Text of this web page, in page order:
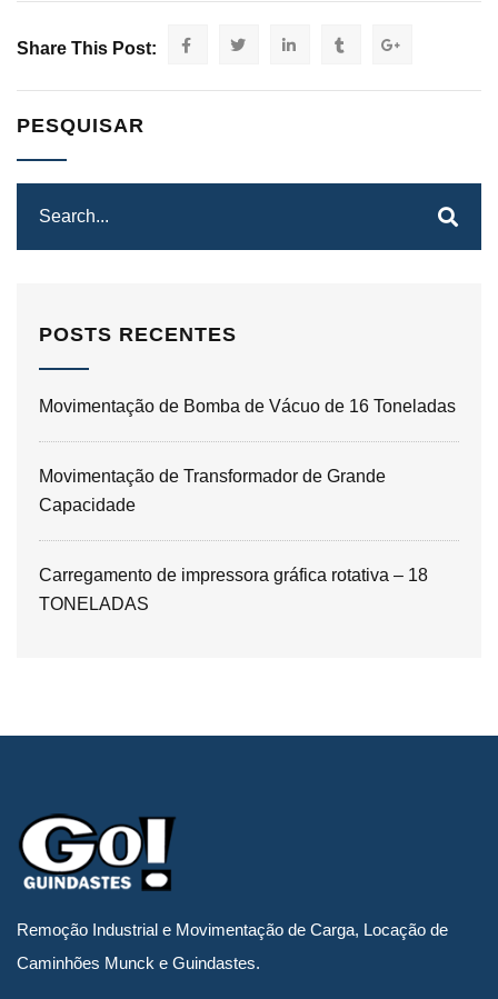
Share This Post:
PESQUISAR
POSTS RECENTES
Movimentação de Bomba de Vácuo de 16 Toneladas
Movimentação de Transformador de Grande
Capacidade
Carregamento de impressora gráfica rotativa – 18
TONELADAS
Remoção Industrial e Movimentação de Carga, Locação de
Caminhões Munck e Guindastes.